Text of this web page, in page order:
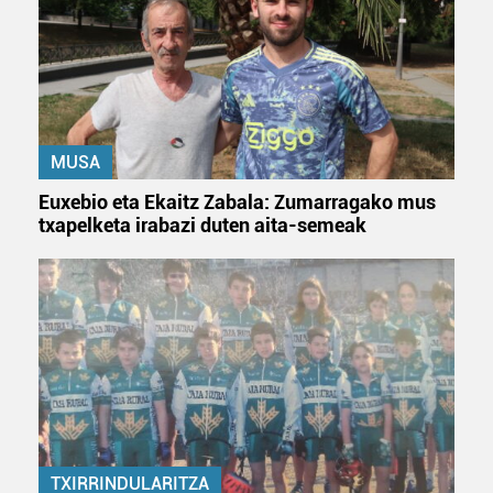
zerbitzuak hobetzeko asmoz, cookie teknologiaz
baliatzen gara. Ohar hau onartuz gero, teknologia hori
erabiltzeko baimen esplizitua ematen diguzu.Gehiago
irakurri
MUSA
Euxebio eta Ekaitz Zabala: Zumarragako mus
txapelketa irabazi duten aita-semeak
TXIRRINDULARITZA